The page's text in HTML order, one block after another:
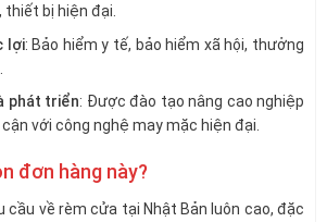
bị hiện đại.
lợi: Bảo hiểm y tế, bảo hiểm xã hội, thưởng
phát triển: Được đào tạo nâng cao nghiệp
với công nghệ may mặc hiện đại.
đơn hàng này?
cầu về rèm cửa tại Nhật Bản luôn cao, đặc